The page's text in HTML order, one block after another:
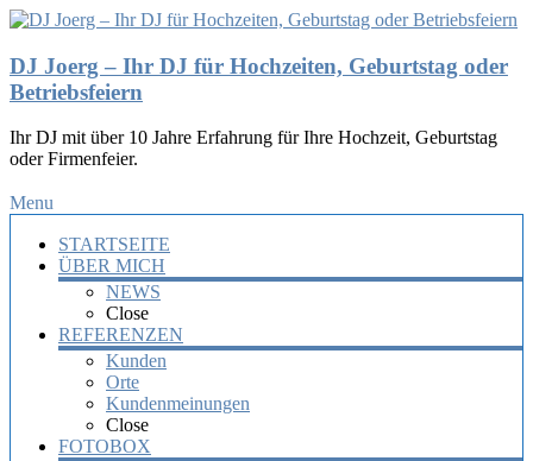
DJ Joerg – Ihr DJ für Hochzeiten, Geburtstag oder
Betriebsfeiern
Ihr DJ mit über 10 Jahre Erfahrung für Ihre Hochzeit, Geburtstag
oder Firmenfeier.
Menu
STARTSEITE
ÜBER MICH
NEWS
Close
REFERENZEN
Kunden
Orte
Kundenmeinungen
Close
FOTOBOX